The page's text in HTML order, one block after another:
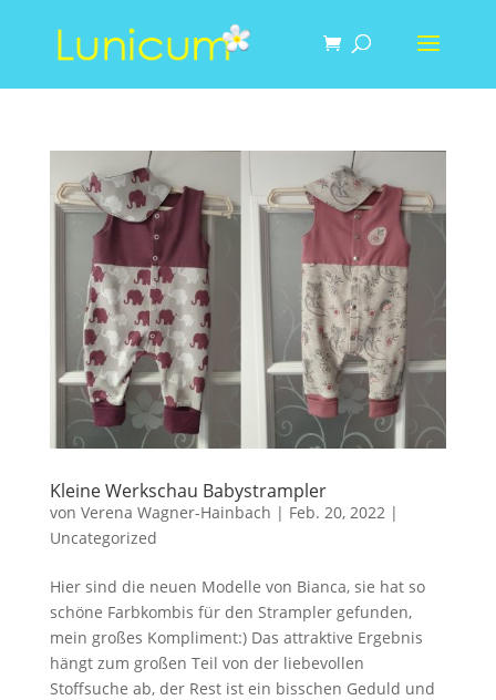
Kleine Werkschau Babystrampler
von Verena Wagner-Hainbach | Feb. 20, 2022 |
Uncategorized
Hier sind die neuen Modelle von Bianca, sie hat so
schöne Farbkombis für den Strampler gefunden,
mein großes Kompliment:) Das attraktive Ergebnis
hängt zum großen Teil von der liebevollen
Stoffsuche ab, der Rest ist ein bisschen Geduld und